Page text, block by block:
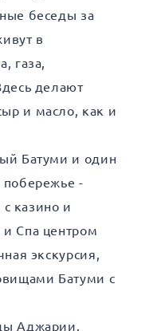
беседы за
в
газа,
делают
и масло, как и
Батуми и один
побережье -
казино и
Спа центром
экскурсия,
Батуми c
Аджарии.